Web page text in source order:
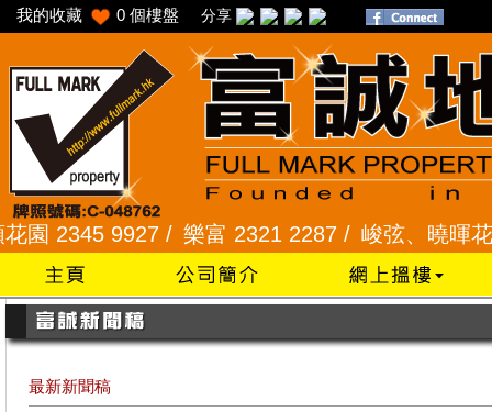
我的收藏 0 個樓盤 分享
9927 /樂富 2321 2287 /峻弦、曉暉花園
最新新聞稿